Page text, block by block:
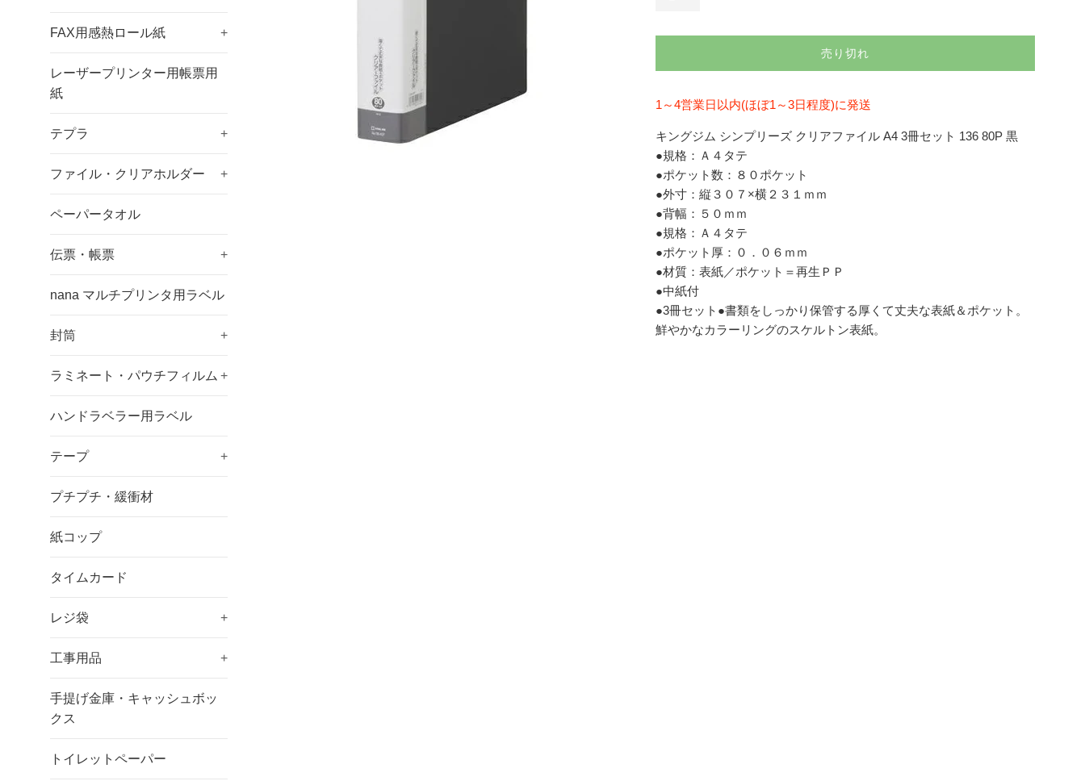
FAX用感熱ロール紙 +
レーザープリンター用帳票用
紙
テプラ +
ファイル・クリアホルダー +
ペーパータオル
伝票・帳票 +
nana マルチプリンタ用ラベル
封筒 +
ラミネート・パウチフィルム +
ハンドラベラー用ラベル
テープ +
プチプチ・緩衝材
紙コップ
タイムカード
レジ袋 +
工事用品 +
手提げ金庫・キャッシュボッ
クス
トイレットペーパー
売り切れ
1～4営業日以内(ほぼ1～3日程度)に発送
キングジム シンプリーズ クリアファイル A4 3冊セット 136 80P 黒
●規格：Ａ４タテ
●ポケット数：８０ポケット
●外寸：縦３０７×横２３１ｍｍ
●背幅：５０ｍｍ
●規格：Ａ４タテ
●ポケット厚：０．０６ｍｍ
●材質：表紙／ポケット＝再生ＰＰ
●中紙付
●3冊セット●書類をしっかり保管する厚くて丈夫な表紙＆ポケット。
鮮やかなカラーリングのスケルトン表紙。